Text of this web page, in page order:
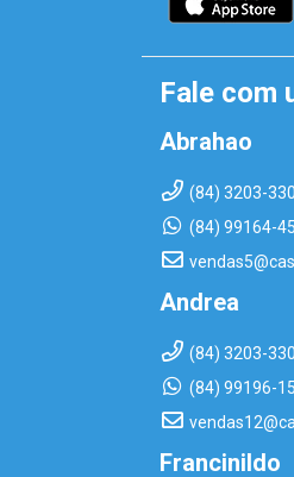
Fale com
Abrahao
(84) 3203-
(84) 99164-
Andrea
(84) 3203-
(84) 99196-
Francinildo